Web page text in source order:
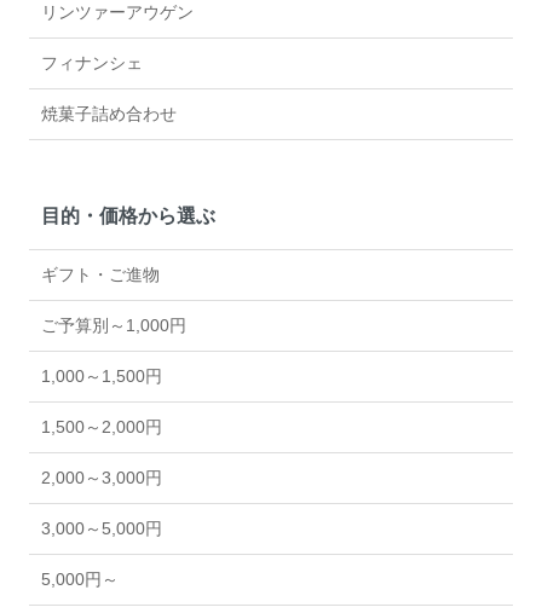
リンツァーアウゲン
フィナンシェ
焼菓子詰め合わせ
目的・価格から選ぶ
ギフト・ご進物
ご予算別～1,000円
1,000～1,500円
1,500～2,000円
2,000～3,000円
3,000～5,000円
5,000円～